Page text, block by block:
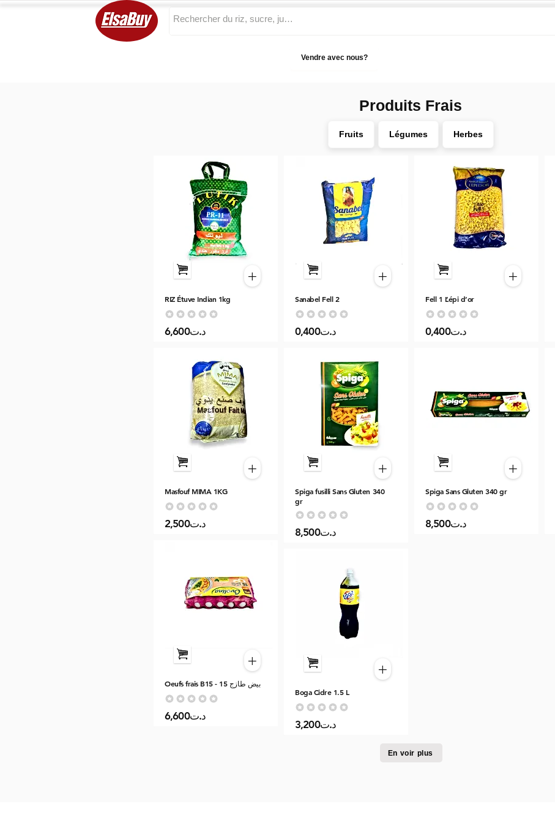
Vendre avec nous?
Produits Frais
Fruits Légumes Herbes
+
RIZ Étuve Indian 1kg
Aucune note pour le moment
6,600د.ت
+
Masfouf MIMA 1KG
Aucune note pour le moment
2,500د.ت
+
Oeufs frais B15 - بيض طازج 15
Aucune note pour le moment
6,600د.ت
+
Sanabel Fell 2
Aucune note pour le moment
0,400د.ت
+
Spiga fusilli Sans Gluten 340
gr
Aucune note pour le moment
8,500د.ت
+
Boga Cidre 1.5 L
Aucune note pour le moment
3,200د.ت
+
Fell 1 L’épi d’or
Aucune note pour le moment
0,400د.ت
+
Spiga Sans Gluten 340 gr
Aucune note pour le moment
8,500د.ت
En voir plus